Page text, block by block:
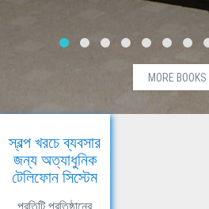
MORE BOOKS
স্বল্প খরচে ব্যবসার
জন্য অত্যাধুনিক
টেলিফোন সিস্টেম